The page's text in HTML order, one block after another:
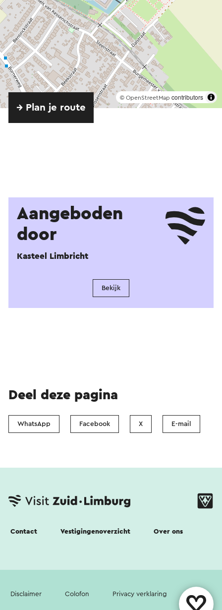
© OpenStreetMap contributors
→ Plan je route
Aangeboden
door
Kasteel Limbricht
Bekijk
Deel deze pagina
WhatsApp Facebook X E-mail
Contact Vestigingenoverzicht Over ons
Disclaimer Colofon Privacy verklaring